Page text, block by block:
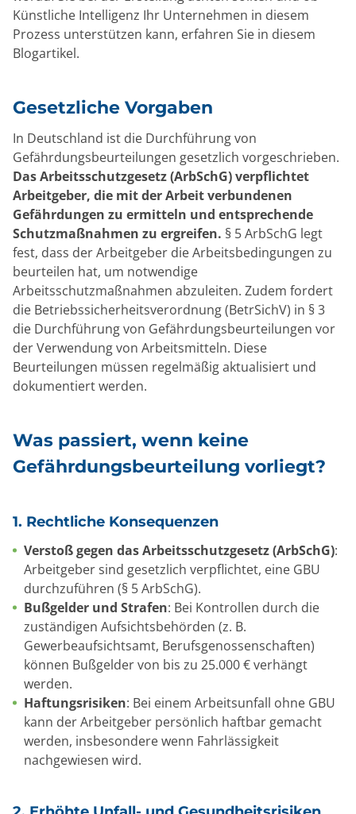
Künstliche Intelligenz Ihr Unternehmen in diesem
Prozess unterstützen kann, erfahren Sie in diesem
Blogartikel.
Gesetzliche Vorgaben
In Deutschland ist die Durchführung von
Gefährdungsbeurteilungen gesetzlich vorgeschrieben.
Das Arbeitsschutzgesetz (ArbSchG) verpflichtet
Arbeitgeber, die mit der Arbeit verbundenen
Gefährdungen zu ermitteln und entsprechende
Schutzmaßnahmen zu ergreifen. § 5 ArbSchG legt
fest, dass der Arbeitgeber die Arbeitsbedingungen zu
beurteilen hat, um notwendige
Arbeitsschutzmaßnahmen abzuleiten. Zudem fordert
die Betriebssicherheitsverordnung (BetrSichV) in § 3
die Durchführung von Gefährdungsbeurteilungen vor
der Verwendung von Arbeitsmitteln. Diese
Beurteilungen müssen regelmäßig aktualisiert und
dokumentiert werden.
Was passiert, wenn keine
Gefährdungsbeurteilung vorliegt?
1. Rechtliche Konsequenzen
Verstoß gegen das Arbeitsschutzgesetz (ArbSchG):
Arbeitgeber sind gesetzlich verpflichtet, eine GBU
durchzuführen (§ 5 ArbSchG).
Bußgelder und Strafen: Bei Kontrollen durch die
zuständigen Aufsichtsbehörden (z. B.
Gewerbeaufsichtsamt, Berufsgenossenschaften)
können Bußgelder von bis zu 25.000 € verhängt
werden.
Haftungsrisiken: Bei einem Arbeitsunfall ohne GBU
kann der Arbeitgeber persönlich haftbar gemacht
werden, insbesondere wenn Fahrlässigkeit
nachgewiesen wird.